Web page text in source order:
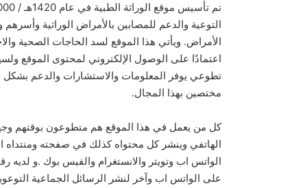
التوعية والدعم للمصابين بالأمراض الوراثية
الأمراض. ويأتي هذا الموقع لسد الحاجات الصحية
اعتمادًا على الوصول الإلكتروني لمحتوى الموقع
تطوعي يوفر المعلومات والاستشارات والدعم
مختصين بهذا المجال.
كل من يعمل في هذا الموقع هم متطوعون بوقتهم
الهاتفي وينشر كل محتواه كذلك في صفحته ومنتداه
الواتس اب وتويتر والانستغرام والفيس بوك .و لديه
على الواتس اب وآخر لنشر الرسائل الجماعية